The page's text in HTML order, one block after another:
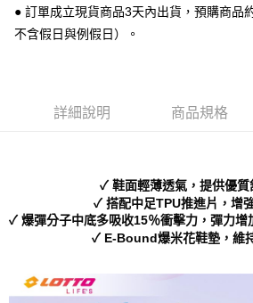
１．於結帳方式選擇「AFTEE先享後付」後，
２．訂單成立數日內，您將收到繳費通知簡訊。
購買商品的店家。未經商家同意取消之訂單仍視
後付繳納相關費用。
１．透過由恩沛科技股份有限公司提供之「
易，需依本服務之必要範圍內提供個人資料，並
權轉讓予恩沛科技股份有限公司。
https://aftee.tw/terms/#terms3
３．未成年的使用者請事先徵得法定代理人或監
付款後 全家取貨
每筆NT$70，滿NT$999(含以上)免運費
每筆NT$90，滿NT$999(含以上)免運費
● 訂單成立現貨商品3天內出貨，預購商品
不含假日與例假日）。
詳細說明 商品規格
✓ 鞋面輕薄透氣，提供優質
✓ 搭配中足TPU推進片，增
✓ 爆彈分子中底多吸收15％衝擊力，彈力增
✓ E-Bound爆米花鞋墊，維